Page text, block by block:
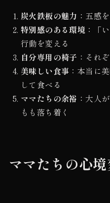
炭火鉄板の魅力 ：五感
特別感のある環境 ：「
行動を変える
自分専用の椅子 ：それ
美味しい食事 ：本当に
して食べる
ママたちの余裕 ：大人
もも落ち着く
ママたちの心